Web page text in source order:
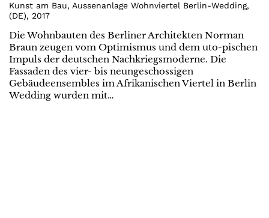
Kunst am Bau, Aussenanlage Wohnviertel Berlin-Wedding,
(DE), 2017
Die Wohnbauten des Berliner Architekten Norman
Braun zeugen vom Optimismus und dem uto-pischen
Impuls der deutschen Nachkriegsmoderne. Die
Fassaden des vier- bis neungeschossigen
Gebäudeensembles im Afrikanischen Viertel in Berlin
Wedding wurden mit…